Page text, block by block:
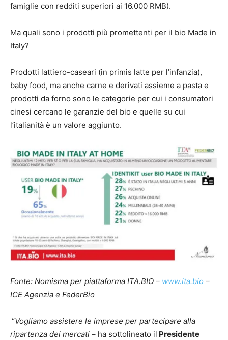
famiglie con redditi superiori ai 16.000 RMB).
Ma quali sono i prodotti più promettenti per il bio Made in
Italy?
Prodotti lattiero-caseari (in primis latte per l’infanzia),
baby food, ma anche carne e derivati assieme a pasta e
prodotti da forno sono le categorie per cui i consumatori
cinesi cercano le garanzie del bio e quelle su cui
l’italianità è un valore aggiunto.
Fonte: Nomisma per piattaforma ITA.BIO – www.ita.bio –
ICE Agenzia e FederBio
“Vogliamo assistere le imprese per partecipare alla
ripartenza dei mercati – ha sottolineato il Presidente